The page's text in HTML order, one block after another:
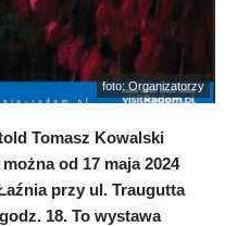
foto: Organizatorzy
Tomasz Kowalski
od 17 maja 2024
przy ul. Traugutta
18. To wystawa